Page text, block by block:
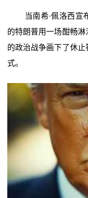
当南希·佩洛西宣
的特朗普用一场酣畅
的政治战争画下了休
式。